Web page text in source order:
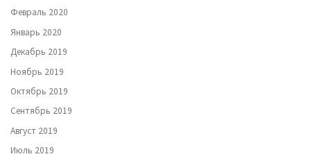
Февраль 2020
Январь 2020
Декабрь 2019
Ноябрь 2019
Октябрь 2019
Сентябрь 2019
Август 2019
Июль 2019